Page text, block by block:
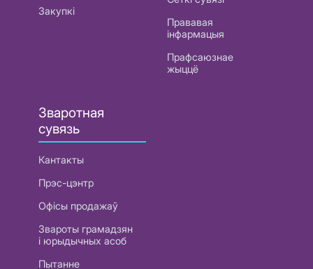
Закупкі
Прававая
інфармацыя
Прафсаюзнае
жыццё
Зваротная
сувязь
Кантакты
Прэс-цэнтр
Офісы продажаў
Звароты грамадзян
і юрыдычных асоб
Пытанне